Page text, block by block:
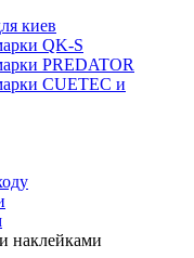
киев
QK-S
PREDATOR
CUETEC и
наклейками